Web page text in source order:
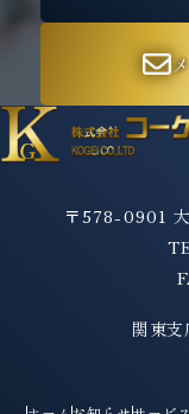
〒578-0901
関東支